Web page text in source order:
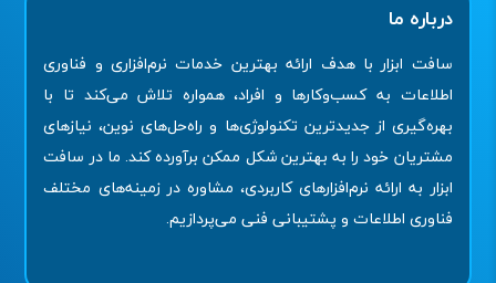
درباره ما
سافت ابزار با هدف ارائه بهترین خدمات نرم‌افزاری و فناوری
اطلاعات به کسب‌وکارها و افراد، همواره تلاش می‌کند تا با
بهره‌گیری از جدیدترین تکنولوژی‌ها و راه‌حل‌های نوین، نیازهای
مشتریان خود را به بهترین شکل ممکن برآورده کند. ما در سافت
ابزار به ارائه نرم‌افزارهای کاربردی، مشاوره در زمینه‌های مختلف
فناوری اطلاعات و پشتیبانی فنی می‌پردازیم.